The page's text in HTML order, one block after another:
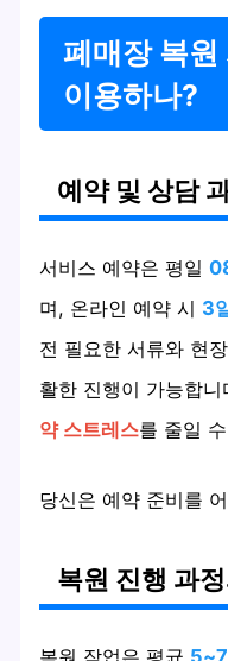
폐매장 복원
이용하나?
예약 및 상담
서비스 예약은 평일
며, 온라인 예약 시 3
전 필요한 서류와 현
활한 진행이 가능합
약 스트레스를 줄일
당신은 예약 준비를
복원 진행 과
복원 작업은 평균